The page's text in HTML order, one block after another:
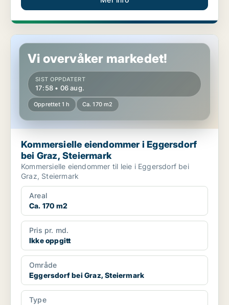
Kommersielle eiendommer i Eggersdorf bei Graz, Steiermark
Vi overvåker markedet!
SIST OPPDATERT
17:58 • 06 aug.
Opprettet 1 h Ca. 170 m2
Kommersielle eiendommer i Eggersdorf
bei Graz, Steiermark
Kommersielle eiendommer til leie i Eggersdorf bei
Graz, Steiermark
Areal
Ca. 170 m2
Pris pr. md.
Ikke oppgitt
Område
Eggersdorf bei Graz, Steiermark
Type